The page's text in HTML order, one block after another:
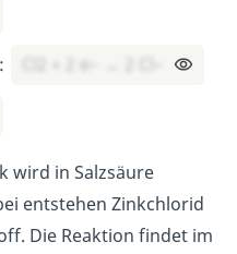
Cl2 + 2 e– → 2 Cl–
wird in Salzsäure
entstehen Zinkchlorid
Die Reaktion findet im